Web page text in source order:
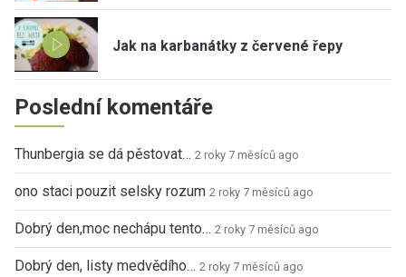
Jak na karbanátky z červené řepy
Poslední komentáře
Thunbergia se dá pěstovat… 2 roky 7 měsíců ago
ono staci pouzit selsky rozum 2 roky 7 měsíců ago
Dobrý den,moc nechápu tento… 2 roky 7 měsíců ago
Dobrý den, listy medvědího… 2 roky 7 měsíců ago